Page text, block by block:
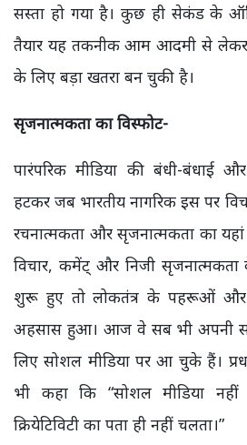
सस्ता हो गया है। कुछ ही सेकंड के
तैयार यह तकनीक आम आदमी से लेकर
के लिए बड़ा खतरा बन चुकी है।
सृजनात्मकता का विस्फोट-
पारंपरिक मीडिया की बंधी-
हटकर जब भारतीय नागरिक इस पर
रचनात्मकता और सृजनात्मकता का यहां
विचार, कमेंट् और निजी
शुरू हुए तो लोकतंत्र के पहरूओं और
अहसास हुआ। आज वे सब भी अपनी
लिए सोशल मीडिया पर आ चुके हैं।
भी कहा कि “सोशल मीडिया नहीं
क्रियेटिविटी का पता ही नहीं चलता।”